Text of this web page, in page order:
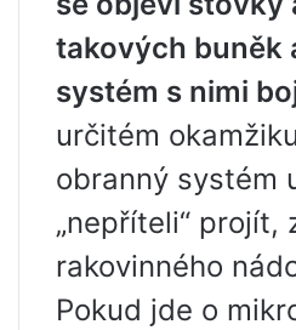
takových buněk
systém s nimi
určitém
obranný systém
„nepříteli“ projít,
rakovinného
Pokud jde o